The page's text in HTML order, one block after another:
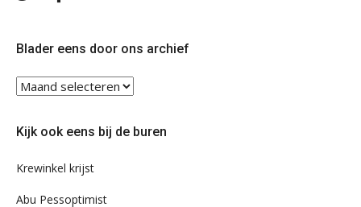
Blader eens door ons archief
Blader
eens
ons
Kijk ook eens bij de buren
Krewinkel krijst
Abu Pessoptimist